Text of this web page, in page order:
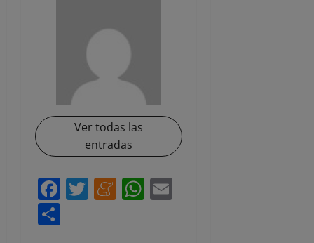
Ver todas las
entradas
Facebook
Twitter
Meneame
WhatsApp